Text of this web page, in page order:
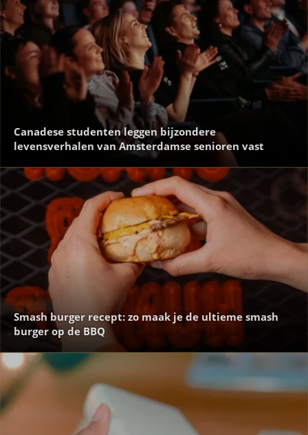
Canadese studenten leggen bijzondere
levensverhalen van Amsterdamse senioren vast
Smash burger recept: zo maak je de ultieme smash
burger op de BBQ